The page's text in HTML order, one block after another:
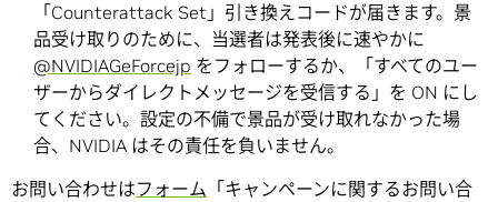
「Counterattack Set」引き換えコードが届きます。景
品受け取りのために、当選者は発表後に速やかに
@NVIDIAGeForcejp をフォローするか、「すべてのユー
ザーからダイレクトメッセージを受信する」を ON にし
てください。設定の不備で景品が受け取れなかった場
合、NVIDIA はその責任を負いません。
お問い合わせはフォーム 「キャンペーンに関するお問い合